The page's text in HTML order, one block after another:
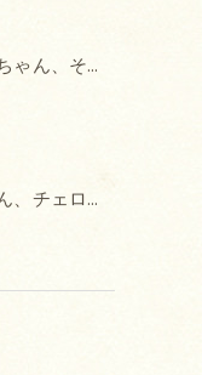
今日はバニラちゃん、そるてちゃん、ラテちゃん、バニラちゃん、チョコちゃん、ベリーちゃん、メロンちゃん、もこちゃんのトリミングの紹介です【奈良のエース動物病院】
今日は福ちゃん、チェロちゃん、ルナちゃん、Royちゃん、アネラちゃん、ポコちゃんのトリミングの紹介です【奈良のエース動物病院】